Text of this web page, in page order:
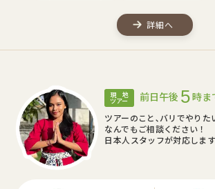
詳細へ
現 地
ツアー 前日午後 5時ま
ツアーのこと､バリでやりた
なんでもご相談ください！
日本人スタッフが対応します